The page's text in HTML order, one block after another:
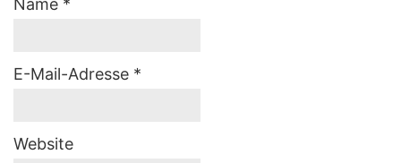
Name *
E-Mail-Adresse *
Website